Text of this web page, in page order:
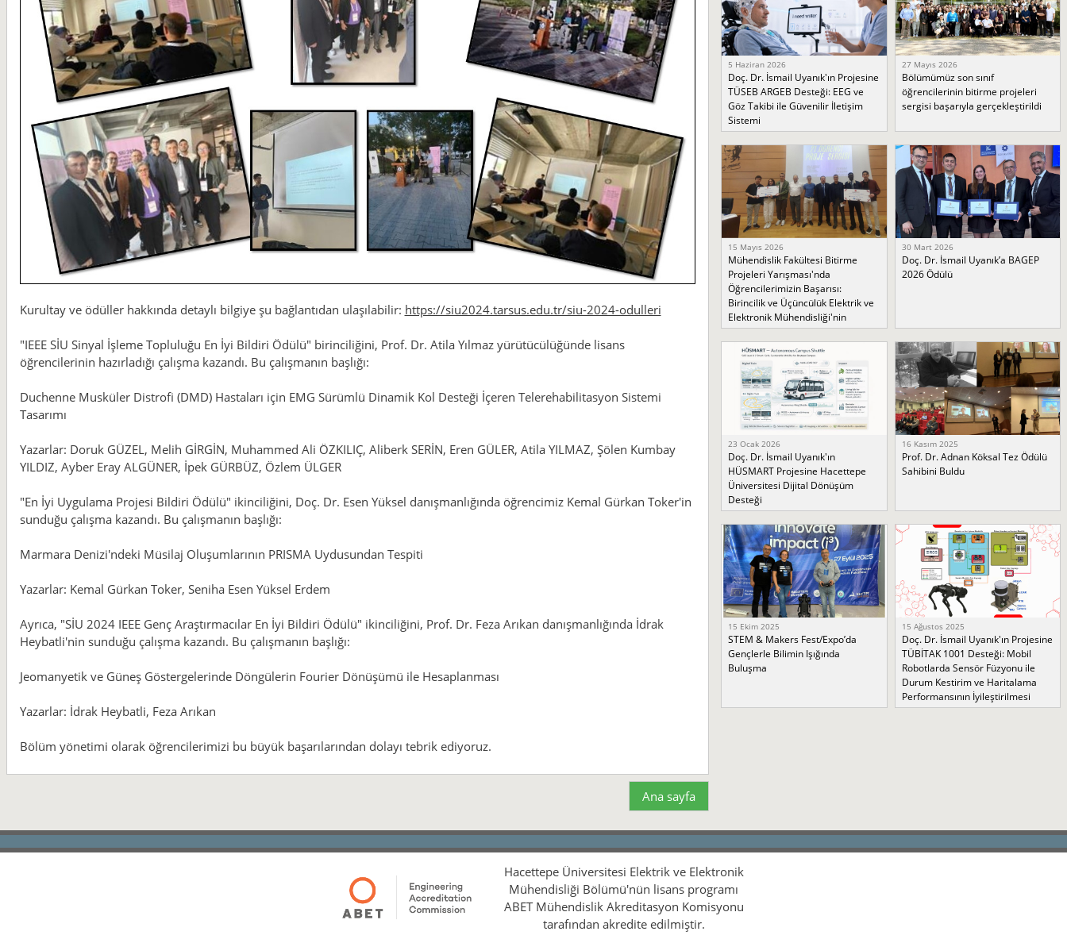
Kurultay ve ödüller hakkında detaylı bilgiye şu bağlantıdan ulaşılabilir: https://siu2024.tarsus.edu.tr/siu-2024-odulleri
"IEEE SİU Sinyal İşleme Topluluğu En İyi Bildiri Ödülü" birinciliğini, Prof. Dr. Atila Yılmaz yürütücülüğünde lisans
öğrencilerinin hazırladığı çalışma kazandı. Bu çalışmanın başlığı:
Duchenne Musküler Distrofi (DMD) Hastaları için EMG Sürümlü Dinamik Kol Desteği İçeren Telerehabilitasyon Sistemi
Tasarımı
Yazarlar: Doruk GÜZEL, Melih GİRGİN, Muhammed Ali ÖZKILIÇ, Aliberk SERİN, Eren GÜLER, Atila YILMAZ, Şölen Kumbay
YILDIZ, Ayber Eray ALGÜNER, İpek GÜRBÜZ, Özlem ÜLGER
"En İyi Uygulama Projesi Bildiri Ödülü" ikinciliğini, Doç. Dr. Esen Yüksel danışmanlığında öğrencimiz Kemal Gürkan Toker'in
sunduğu çalışma kazandı. Bu çalışmanın başlığı:
Marmara Denizi'ndeki Müsilaj Oluşumlarının PRISMA Uydusundan Tespiti
Yazarlar: Kemal Gürkan Toker, Seniha Esen Yüksel Erdem
Ayrıca, "SİU 2024 IEEE Genç Araştırmacılar En İyi Bildiri Ödülü" ikinciliğini, Prof. Dr. Feza Arıkan danışmanlığında İdrak
Heybatli'nin sunduğu çalışma kazandı. Bu çalışmanın başlığı:
Jeomanyetik ve Güneş Göstergelerinde Döngülerin Fourier Dönüşümü ile Hesaplanması
Yazarlar: İdrak Heybatli, Feza Arıkan
Bölüm yönetimi olarak öğrencilerimizi bu büyük başarılarından dolayı tebrik ediyoruz.
Ana sayfa
5 Haziran 2026
Doç. Dr. İsmail Uyanık'ın Projesine
TÜSEB ARGEB Desteği: EEG ve
Göz Takibi ile Güvenilir İletişim
Sistemi
27 Mayıs 2026
Bölümümüz son sınıf
öğrencilerinin bitirme projeleri
sergisi başarıyla gerçekleştirildi
15 Mayıs 2026
Mühendislik Fakültesi Bitirme
Projeleri Yarışması'nda
Öğrencilerimizin Başarısı:
Birincilik ve Üçüncülük Elektrik ve
Elektronik Mühendisliği'nin
30 Mart 2026
Doç. Dr. İsmail Uyanık’a BAGEP
2026 Ödülü
23 Ocak 2026
Doç. Dr. İsmail Uyanık'ın
HÜSMART Projesine Hacettepe
Üniversitesi Dijital Dönüşüm
Desteği
16 Kasım 2025
Prof. Dr. Adnan Köksal Tez Ödülü
Sahibini Buldu
15 Ekim 2025
STEM & Makers Fest/Expo’da
Gençlerle Bilimin Işığında
Buluşma
15 Ağustos 2025
Doç. Dr. İsmail Uyanık'ın Projesine
TÜBİTAK 1001 Desteği: Mobil
Robotlarda Sensör Füzyonu ile
Durum Kestirim ve Haritalama
Performansının İyileştirilmesi
Hacettepe Üniversitesi Elektrik ve Elektronik
Mühendisliği Bölümü'nün lisans programı
ABET Mühendislik Akreditasyon Komisyonu
tarafından akredite edilmiştir.